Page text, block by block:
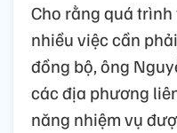
Cho rằng quá
nhiều việc cần
đồng bộ, ông
các địa phương
năng nhiệm vụ